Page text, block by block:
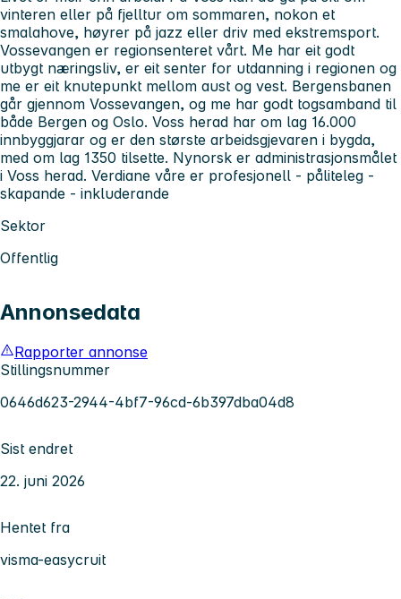
vinteren eller på fjelltur om sommaren, nokon et
smalahove, høyrer på jazz eller driv med ekstremsport.
Vossevangen er regionsenteret vårt. Me har eit godt
utbygt næringsliv, er eit senter for utdanning i regionen og
me er eit knutepunkt mellom aust og vest. Bergensbanen
går gjennom Vossevangen, og me har godt togsamband til
både Bergen og Oslo. Voss herad har om lag 16.000
innbyggjarar og er den største arbeidsgjevaren i bygda,
med om lag 1350 tilsette. Nynorsk er administrasjonsmålet
i Voss herad. Verdiane våre er profesjonell - påliteleg -
skapande - inkluderande
Sektor
Offentlig
Annonsedata
Rapporter annonse
Stillingsnummer
0646d623-2944-4bf7-96cd-6b397dba04d8
Sist endret
22. juni 2026
Hentet fra
visma-easycruit